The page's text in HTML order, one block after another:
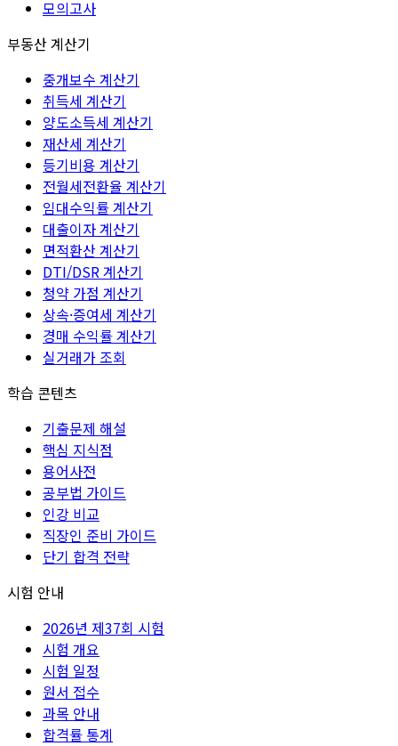
모의고사
부동산 계산기
중개보수 계산기
취득세 계산기
양도소득세 계산기
재산세 계산기
등기비용 계산기
전월세전환율 계산기
임대수익률 계산기
대출이자 계산기
면적환산 계산기
DTI/DSR 계산기
청약 가점 계산기
상속·증여세 계산기
경매 수익률 계산기
실거래가 조회
학습 콘텐츠
기출문제 해설
핵심 지식점
용어사전
공부법 가이드
인강 비교
직장인 준비 가이드
단기 합격 전략
시험 안내
2026년 제37회 시험
시험 개요
시험 일정
원서 접수
과목 안내
합격률 통계